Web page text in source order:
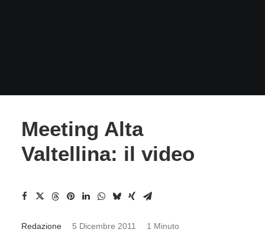
Meeting Alta
Valtellina: il video
Redazione 5 Dicembre 2011 1 Minuto